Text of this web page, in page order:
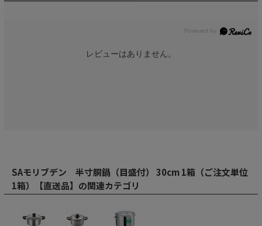
レビューはありません。
SAモリブデン 半寸胴鍋（目盛付） 30cm 1箱（ご注文単位
1箱）【直送品】の関連カテゴリ